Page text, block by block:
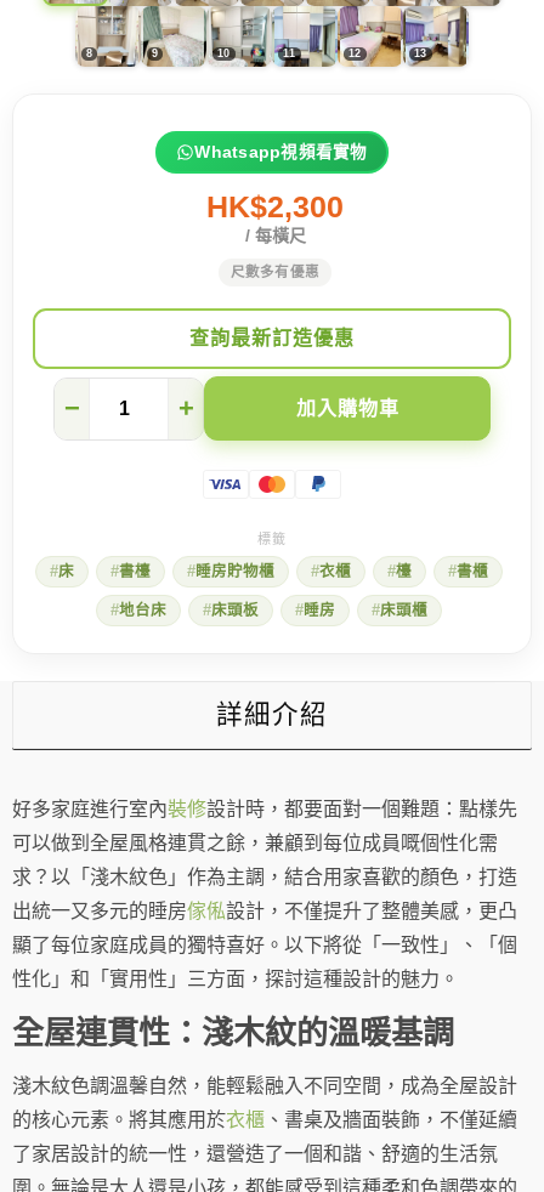
Whatsapp視頻看實物
HK$2,300
/ 每橫尺
尺數多有優惠
查詢最新訂造優惠
山
房
統
點
− + 加入購物車
床 書檯 睡房貯物櫃 衣櫃 檯 書櫃
地台床 床頭板 睡房 床頭櫃
詳細介紹
好多家庭進行室內裝修設計時，都要面對一個難題：點樣先
可以做到全屋風格連貫之餘，兼顧到每位成員嘅個性化需
求？以「淺木紋色」作為主調，結合用家喜歡的顏色，打造
出統一又多元的睡房傢俬設計，不僅提升了整體美感，更凸
顯了每位家庭成員的獨特喜好。以下將從「一致性」、「個
性化」和「實用性」三方面，探討這種設計的魅力。
全屋連貫性：淺木紋的溫暖基調
淺木紋色調溫馨自然，能輕鬆融入不同空間，成為全屋設計
的核心元素。將其應用於衣櫃 、書桌及牆面裝飾，不僅延續
了家居設計的統一性，還營造了一個和諧、舒適的生活氛
圍。無論是大人還是小孩，都能感受到這種柔和色調帶來的